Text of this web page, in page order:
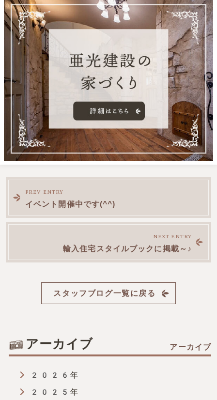
前
後
の
リ
PREV ENTRY
イベント開催中です(^^)
NEXT ENTRY
輸入住宅スタイルブックに掲載～♪
スタッフブログ一覧に戻る
アーカイブ
2026年
2025年